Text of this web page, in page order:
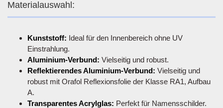
Materialauswahl:
Kunststoff: Ideal für den Innenbereich ohne UV
Einstrahlung.
Aluminium-Verbund: Vielseitig und robust.
Reflektierendes Aluminium-Verbund: Vielseitig und
robust mit Orafol Reflexionsfolie der Klasse RA1, Aufbau
A.
Transparentes Acrylglas: Perfekt für Namensschilder.